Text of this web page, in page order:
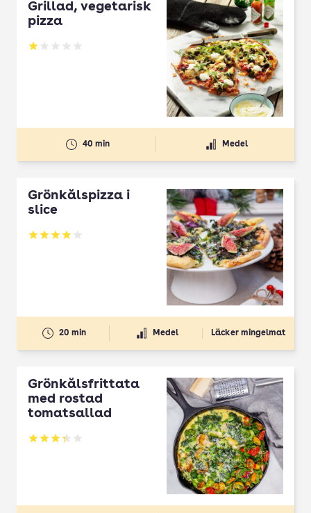
Grillad, vegetarisk
pizza
Betyg: 1 av 5
40 min Medel
Grönkålspizza i
slice
Betyg: 3.84 av 5
20 min Medel Läcker mingelmat
Grönkålsfrittata
med rostad
tomatsallad
Betyg: 3.37 av 5